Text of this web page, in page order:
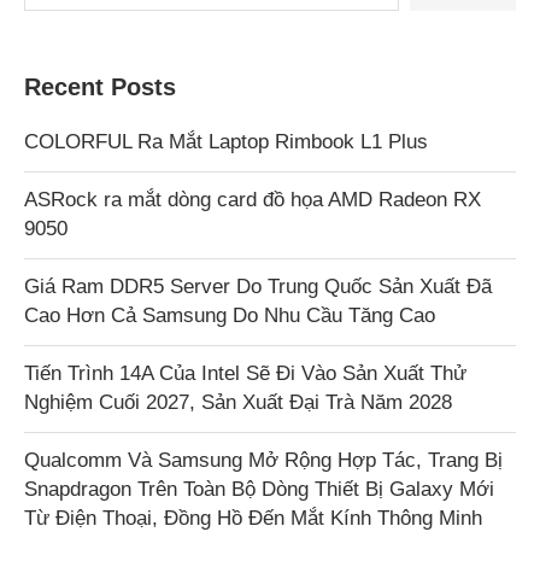
Recent Posts
COLORFUL Ra Mắt Laptop Rimbook L1 Plus
ASRock ra mắt dòng card đồ họa AMD Radeon RX
9050
Giá Ram DDR5 Server Do Trung Quốc Sản Xuất Đã
Cao Hơn Cả Samsung Do Nhu Cầu Tăng Cao
Tiến Trình 14A Của Intel Sẽ Đi Vào Sản Xuất Thử
Nghiệm Cuối 2027, Sản Xuất Đại Trà Năm 2028
Qualcomm Và Samsung Mở Rộng Hợp Tác, Trang Bị
Snapdragon Trên Toàn Bộ Dòng Thiết Bị Galaxy Mới
Từ Điện Thoại, Đồng Hồ Đến Mắt Kính Thông Minh